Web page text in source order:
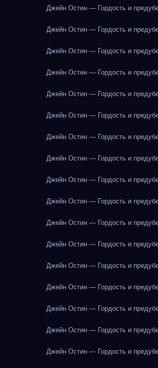
Джейн Остин — Гордость и
Джейн Остин — Гордость и
Джейн Остин — Гордость и
Джейн Остин — Гордость и
Джейн Остин — Гордость и
Джейн Остин — Гордость и
Джейн Остин — Гордость и
Джейн Остин — Гордость и
Джейн Остин — Гордость и
Джейн Остин — Гордость и
Джейн Остин — Гордость и
Джейн Остин — Гордость и
Джейн Остин — Гордость и
Джейн Остин — Гордость и
Джейн Остин — Гордость и
Джейн Остин — Гордость и
Джейн Остин — Гордость и